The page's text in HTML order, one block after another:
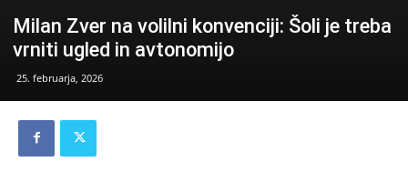
Milan Zver na volilni konvenciji: Šoli je treba
vrniti ugled in avtonomijo
25. februarja, 2026